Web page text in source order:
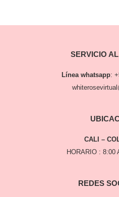
SERVICIO
Línea whatsapp:
CALI –
HORARIO : 8:00
REDES